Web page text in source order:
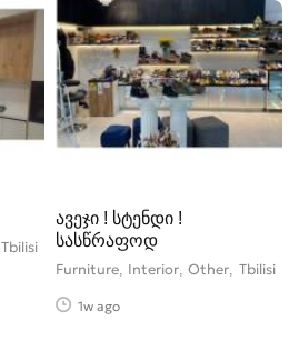
Tbilisi
ავეჯი ! სტენდი !
სასწრაფოდ
Furniture, Interior, Other Tbilisi
1w ago